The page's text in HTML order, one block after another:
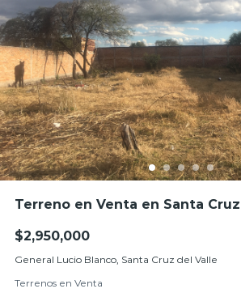
Terreno en Venta en Santa
$2,950,000
General Lucio Blanco, Santa Cruz del Valle
Terrenos en Venta